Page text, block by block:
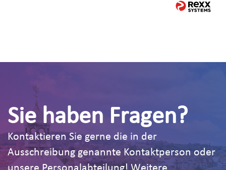
Sie haben Fragen?
Kontaktieren Sie gerne die in der
Ausschreibung genannte Kontaktperson oder
unsere Personalabteilung! Weitere